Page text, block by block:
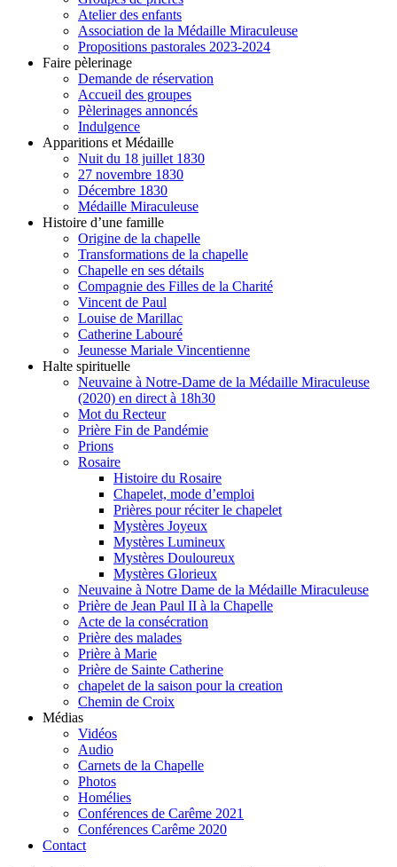
Atelier des enfants
Association de la Médaille Miraculeuse
Propositions pastorales 2023-2024
Faire pèlerinage
Demande de réservation
Accueil des groupes
Pèlerinages annoncés
Indulgence
Apparitions et Médaille
Nuit du 18 juillet 1830
27 novembre 1830
Décembre 1830
Médaille Miraculeuse
Histoire d’une famille
Origine de la chapelle
Transformations de la chapelle
Chapelle en ses détails
Compagnie des Filles de la Charité
Vincent de Paul
Louise de Marillac
Catherine Labouré
Jeunesse Mariale Vincentienne
Halte spirituelle
Neuvaine à Notre-Dame de la Médaille Miraculeuse
(2020) en direct à 18h30
Mot du Recteur
Prière Fin de Pandémie
Prions
Rosaire
Histoire du Rosaire
Chapelet, mode d’emploi
Prières pour réciter le chapelet
Mystères Joyeux
Mystères Lumineux
Mystères Douloureux
Mystères Glorieux
Neuvaine à Notre Dame de la Médaille Miraculeuse
Prière de Jean Paul II à la Chapelle
Acte de la consécration
Prière des malades
Prière à Marie
Prière de Sainte Catherine
chapelet de la saison pour la creation
Chemin de Croix
Médias
Vidéos
Audio
Carnets de la Chapelle
Photos
Homélies
Conférences de Carême 2021
Conférences Carême 2020
Contact